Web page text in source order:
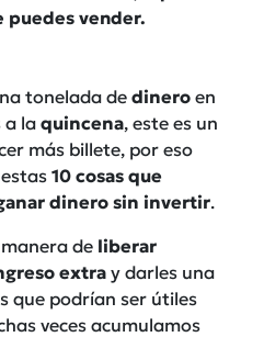
puedes vender.
tonelada de dinero en
a la quincena, este es un
más billete, por eso
10 cosas que
dinero sin invertir.
de liberar
extra y darles una
que podrían ser útiles
veces acumulamos